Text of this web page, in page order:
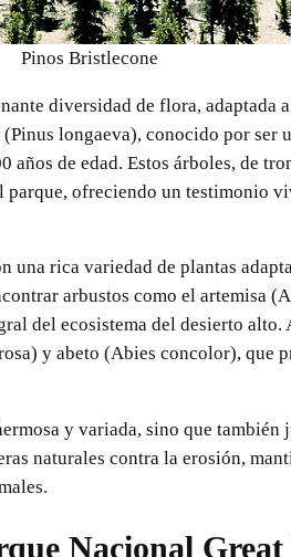
Pinos Bristlecone
diversidad de flora, adaptada
longaeva), conocido por ser
años de edad. Estos árboles, de
ofreciendo un testimonio
rica variedad de plantas
arbustos como el artemisa
del ecosistema del desierto alto.
y abeto (Abies concolor), que
y variada, sino que
naturales contra la erosión,
Nacional Great